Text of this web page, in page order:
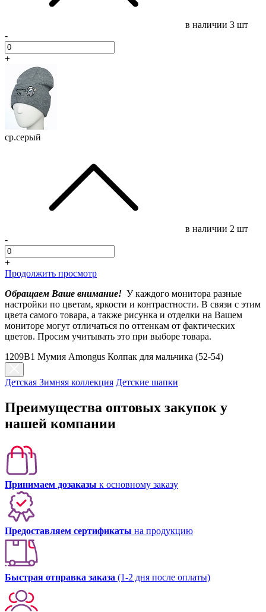
в наличии 3 шт
-
+
ср.серый
в наличии 2 шт
-
+
Продолжить просмотр
Обращаем Ваше внимание! У каждого монитора разные
настройки по цветам, яркости и контрастности. В связи с этим
цвета самого товара, а также рисунка и отделки на Вашем
мониторе могут отличаться по оттенкам от фактических
цветов. Просим учитывать это при выборе товара.
1209B1 Мумия Amongus Колпак для мальчика (52-54)
Детская Зимняя коллекция Детские шапки
Преимущества оптовых закупок у
нашей компании
Принимаем дозаказы к основному заказу
Предоставляем сертификаты на продукцию
Быстрая отправка заказа (1-2 дня после оплаты)